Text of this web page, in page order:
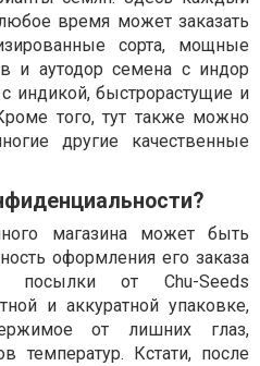
время может заказать
сорта, мощные
и аутодор семена с индор
индикой, быстрорастущие и
того, тут также можно
другие качественные
магазина может быть
оформления его заказа
посылки от Chu-Seeds
и аккуратной упаковке,
от лишних глаз,
температур. Кстати, после